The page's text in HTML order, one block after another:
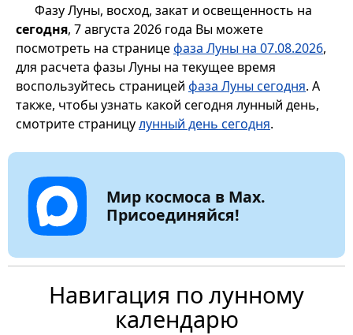
Фазу Луны, восход, закат и освещенность на
сегодня, 7 августа 2026 года Вы можете
посмотреть на страницефаза Луны на 07.08.2026,
для расчета фазы Луны на текущее время
воспользуйтесь страницей фаза Луны сегодня. А
также, чтобы узнать какой сегодня лунный день,
смотрите страницулунный день сегодня.
Мир космоса в Max.
Присоединяйся!
Навигация по лунному
календарю